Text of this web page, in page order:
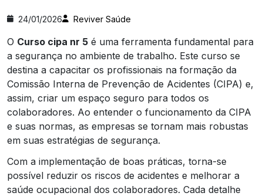
24/01/2026 Reviver Saúde
O Curso cipa nr 5 é uma ferramenta fundamental para
a segurança no ambiente de trabalho. Este curso se
destina a capacitar os profissionais na formação da
Comissão Interna de Prevenção de Acidentes (CIPA) e,
assim, criar um espaço seguro para todos os
colaboradores. Ao entender o funcionamento da CIPA
e suas normas, as empresas se tornam mais robustas
em suas estratégias de segurança.
Com a implementação de boas práticas, torna-se
possível reduzir os riscos de acidentes e melhorar a
saúde ocupacional dos colaboradores. Cada detalhe